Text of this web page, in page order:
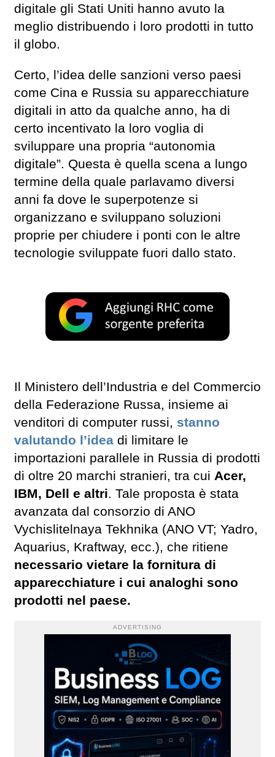
digitale gli Stati Uniti hanno avuto la
meglio distribuendo i loro prodotti in tutto
il globo.
Certo, l’idea delle sanzioni verso paesi
come Cina e Russia su apparecchiature
digitali in atto da qualche anno, ha di
certo incentivato la loro voglia di
sviluppare una propria “autonomia
digitale”. Questa è quella scena a lungo
termine della quale parlavamo diversi
anni fa dove le superpotenze si
organizzano e sviluppano soluzioni
proprie per chiudere i ponti con le altre
tecnologie sviluppate fuori dallo stato.
Il Ministero dell’Industria e del Commercio
della Federazione Russa, insieme ai
venditori di computer russi, stanno
valutando l’idea di limitare le
importazioni parallele in Russia di prodotti
di oltre 20 marchi stranieri, tra cui Acer,
IBM, Dell e altri. Tale proposta è stata
avanzata dal consorzio di ANO
Vychislitelnaya Tekhnika (ANO VT; Yadro,
Aquarius, Kraftway, ecc.), che ritiene
necessario vietare la fornitura di
apparecchiature i cui analoghi sono
prodotti nel paese.
ADVERTISING